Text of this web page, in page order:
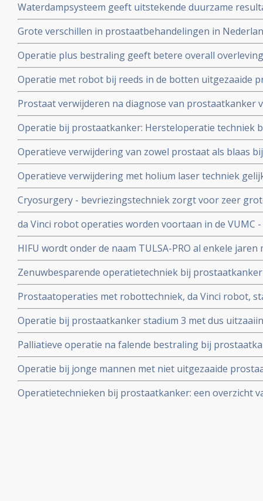
Waterdampsysteem geeft uitstekende duurzame
tumorweefsel bij patiënten met prostaatkanker met
Grote verschillen in prostaatbehandelingen in
prostaat verwijderen zorgen voor blijvende
waarvan prostaat werd verwijderd
Operatie plus bestraling geeft betere overall
overleving op 10 jaar dan bestraling plus
uitgezaaide prostaatkanker bij de diagnose.
Operatie met robot bij reeds in de botten uitgezaaide
betere progressievrije ziekte (75 vs 28 maanden) in
Prostaat verwijderen na diagnose van prostaatkanker
procent van de mannen incontinentie.
Operatie bij prostaatkanker: Hersteloperatie techniek
bestralingen zou grote verbeteringen aanbrengen in
incontinentie en impotentie.
Operatieve verwijdering van zowel prostaat als blaas
uitgezaaide prostaatkanker geeft uitstekende lokale
specifieke overleving van 35 procent na 10 jaar copy 1
Operatieve verwijdering met holium laser techniek
TURP techniek bij beginnende prostaatkanker, blijkt
studie
Cryosurgery - bevriezingstechniek zorgt voor zeer
van sexuele potentie van prostaatkankerpatient.
gerichte bestraling geeft cryosurgery iets meer
da Vinci robot operaties worden voortaan in de VUMC
uitgevoerd bij mannen met nog geen uitzaaiingen
HIFU wordt onder de naam TULSA-PRO al enkele
uitgezaaide prostaatkanker in Alta Klinik net over de
Zenuwbesparende operatietechniek bij
resultaten wat betreft behoud continentie en sexuele
Prostaatoperaties met robottechniek, da Vinci robot,
behandelingsprogramma voor prostaatkanker in New
Operatie bij prostaatkanker stadium 3 met dus
overlevingscijfers niet veel minder dan bij operatie bij
jarige studie.
Palliatieve operatie na falende bestraling bij
na een radiotherapeutische behandeling - geeft
(65 procent) bij groep geselecteerde prostaatkanker
Operatie bij jonge mannen met niet uitgezaaide
overleving en minder sterfte, aldus gerandomiseerde
Operatietechnieken bij prostaatkanker: een overzicht